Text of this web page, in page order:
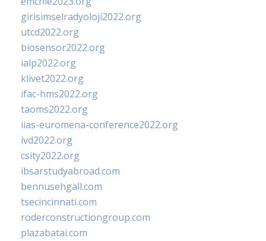
girisimselradyoloji2022.org
utcd2022.org
biosensor2022.org
ialp2022.org
klivet2022.org
ifac-hms2022.org
taoms2022.org
iias-euromena-conference2022.org
ivd2022.org
csity2022.org
ibsarstudyabroad.com
bennusehgall.com
tsecincinnati.com
roderconstructiongroup.com
plazabatai.com